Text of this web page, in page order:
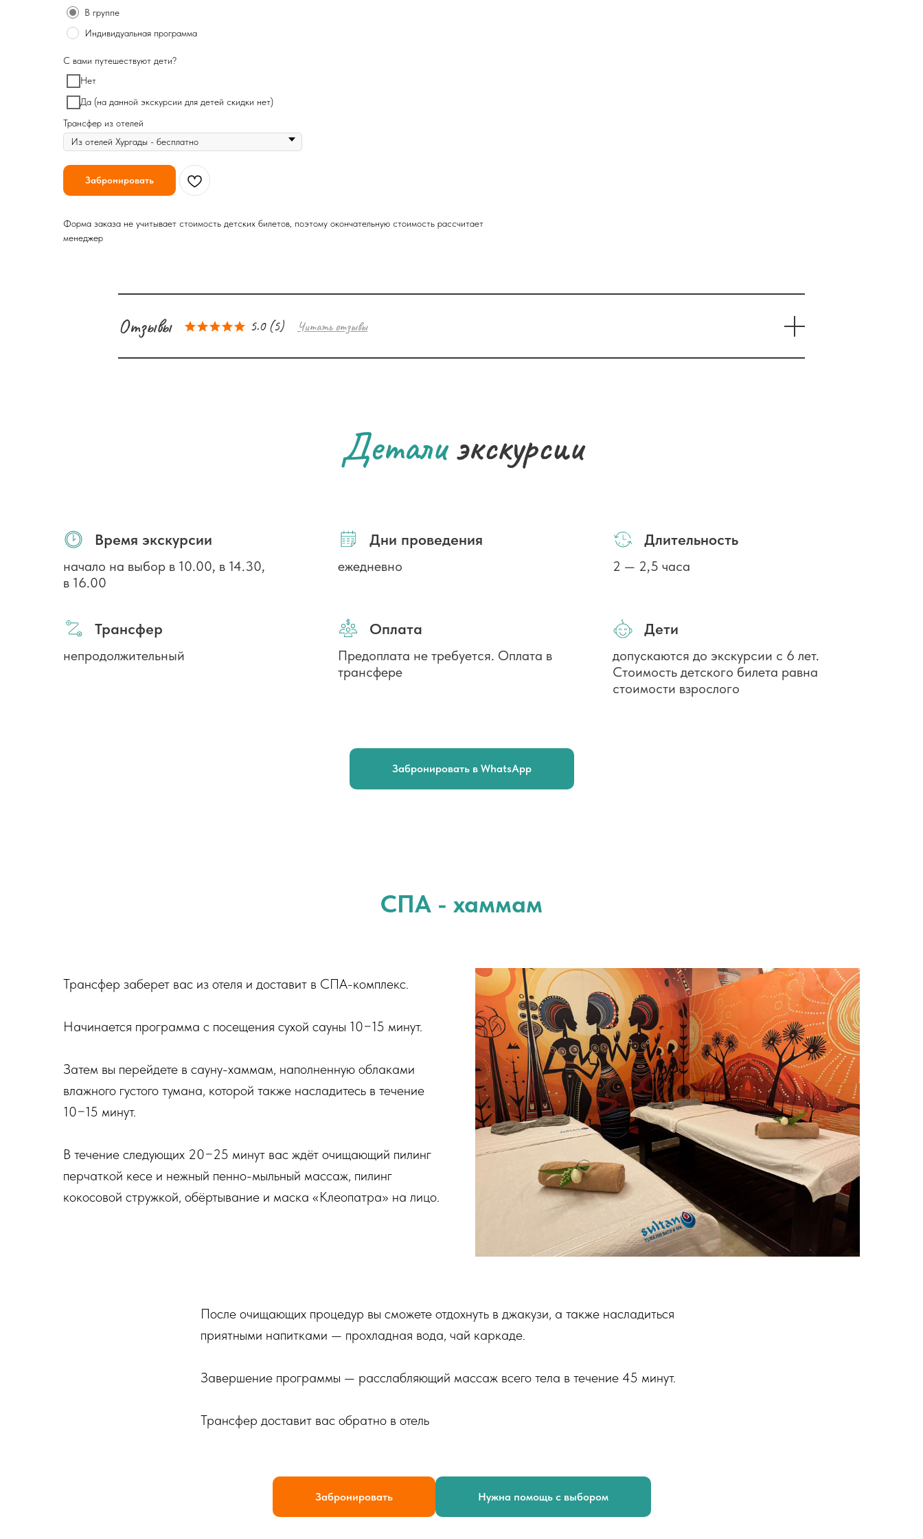
В группе
Индивидуальная программа
С вами путешествуют дети?
Нет
Да (на данной экскурсии для детей скидки нет)
Трансфер из отелей
Забронировать
Форма заказа не учитывает стоимость детских билетов, поэтому окончательную стоимость рассчитает
менеджер
Отзывы 5.0 (5) Читать отзывы
Деталиэкскурсии
Время экскурсии
начало на выбор в 10.00, в 14.30,
в 16.00
Дни проведения
ежедневно
Длительность
2 — 2,5 часа
Трансфер
непродолжительный
Оплата
Предоплата не требуется. Оплата в
трансфере
Дети
допускаются до экскурсии с 6 лет.
Стоимость детского билета равна
стоимости взрослого
Забронировать в WhatsApp
СПА - хаммам
Трансфер заберет вас из отеля и доставит в СПА-комплекс.
Начинается программа с посещения сухой сауны 10−15 минут.
Затем вы перейдете в сауну-хаммам, наполненную облаками
влажного густого тумана, которой также насладитесь в течение
10−15 минут.
В течение следующих 20−25 минут вас ждёт очищающий пилинг
перчаткой кесе и нежный пенно-мыльный массаж, пилинг
кокосовой стружкой, обёртывание и маска «Клеопатра» на лицо.
После очищающих процедур вы сможете отдохнуть в джакузи, а также насладиться
приятными напитками — прохладная вода, чай каркаде.
Завершение программы — расслабляющий массаж всего тела в течение 45 минут.
Трансфер доставит вас обратно в отель
Забронировать Нужна помощь с выбором